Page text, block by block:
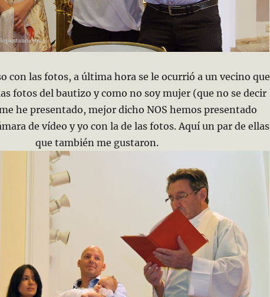
con las fotos, a última hora se le ocurrió a un vecino que
fotos del bautizo y como no soy mujer (que no se decir
he presentado, mejor dicho NOS hemos presentado
de vídeo y yo con la de las fotos. Aquí un par de ellas
quetambién me gustaron.